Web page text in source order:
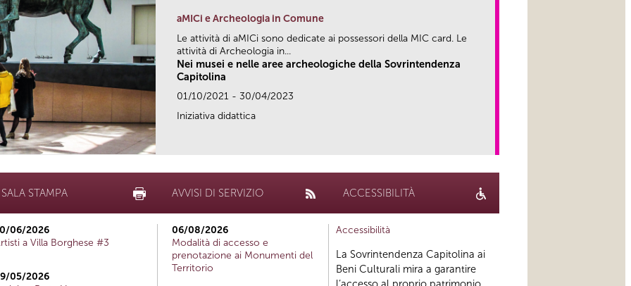
aMICi e Archeologia in Comune
Le attività di aMICi sono dedicate ai possessori della MIC card. Le
attività di Archeologia in...
Nei musei e nelle aree archeologiche della Sovrintendenza
Capitolina
01/10/2021 - 30/04/2023
Iniziativa didattica
SALA STAMPA
06/2026
a Villa Borghese #3
05/2026
AVVISI DI SERVIZIO
06/08/2026
Modalità di accesso e
prenotazione ai Monumenti del
Territorio
ACCESSIBILITÀ
Accessibilità
La Sovrintendenza Capitolina ai
Beni Culturali mira a garantire